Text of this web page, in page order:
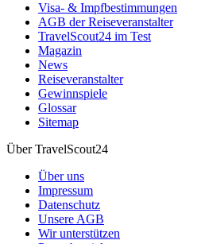
Visa- & Impfbestimmungen
AGB der Reiseveranstalter
TravelScout24 im Test
Magazin
News
Reiseveranstalter
Gewinnspiele
Glossar
Sitemap
Über TravelScout24
Über uns
Impressum
Datenschutz
Unsere AGB
Wir unterstützen